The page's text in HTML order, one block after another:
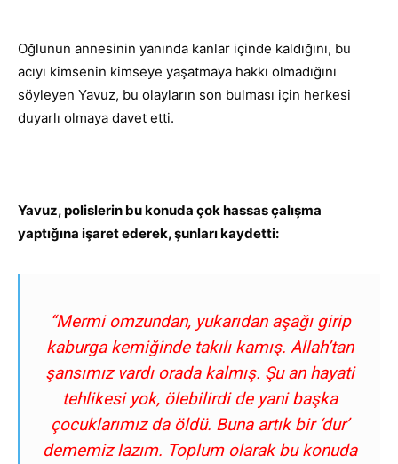
Oğlunun annesinin yanında kanlar içinde kaldığını, bu
acıyı kimsenin kimseye yaşatmaya hakkı olmadığını
söyleyen Yavuz, bu olayların son bulması için herkesi
duyarlı olmaya davet etti.
Yavuz, polislerin bu konuda çok hassas çalışma
yaptığına işaret ederek, şunları kaydetti:
“Mermi omzundan, yukarıdan aşağı girip
kaburga kemiğinde takılı kamış. Allah’tan
şansımız vardı orada kalmış. Şu an hayati
tehlikesi yok, ölebilirdi de yani başka
çocuklarımız da öldü. Buna artık bir ‘dur’
dememiz lazım. Toplum olarak bu konuda